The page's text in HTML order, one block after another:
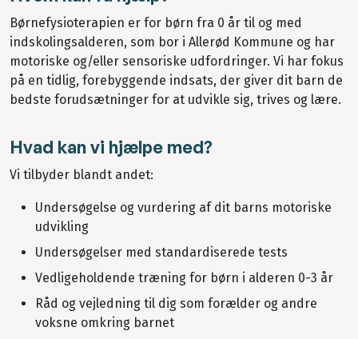
Børnefysioterapien er for børn fra 0 år til og med
indskolingsalderen, som bor i Allerød Kommune og har
motoriske og/eller sensoriske udfordringer. Vi har fokus
på en tidlig, forebyggende indsats, der giver dit barn de
bedste forudsætninger for at udvikle sig, trives og lære.
Hvad kan vi hjælpe med?
Vi tilbyder blandt andet:
Undersøgelse og vurdering af dit barns motoriske
udvikling
Undersøgelser med standardiserede tests
Vedligeholdende træning for børn i alderen 0-3 år
Råd og vejledning til dig som forælder og andre
voksne omkring barnet